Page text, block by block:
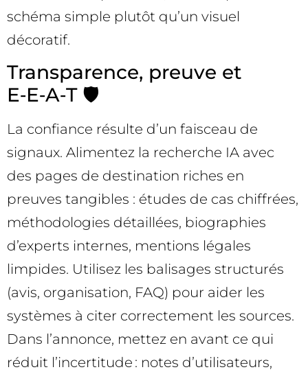
schéma simple plutôt qu’un visuel
décoratif.
Transparence, preuve et
E‑E‑A‑T 🛡️
La confiance résulte d’un faisceau de
signaux. Alimentez la recherche IA avec
des pages de destination riches en
preuves tangibles : études de cas chiffrées,
méthodologies détaillées, biographies
d’experts internes, mentions légales
limpides. Utilisez les balisages structurés
(avis, organisation, FAQ) pour aider les
systèmes à citer correctement les sources.
Dans l’annonce, mettez en avant ce qui
réduit l’incertitude : notes d’utilisateurs,